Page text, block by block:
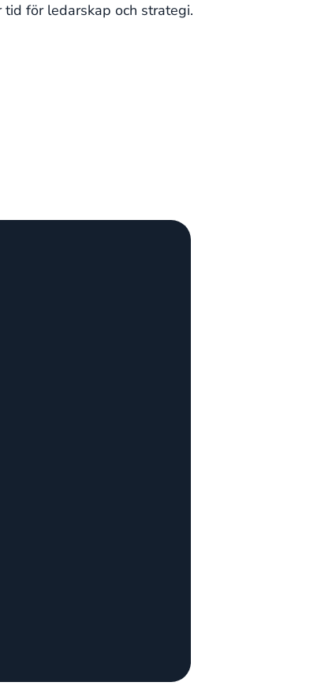
för ledarskap och strategi.